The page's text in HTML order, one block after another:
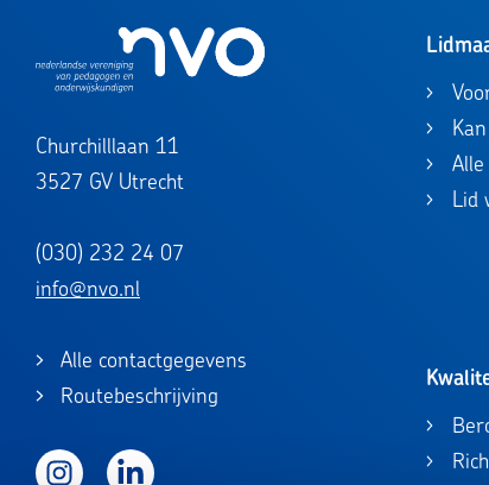
Churchilllaan 11
3527 GV Utrecht
(030) 232 24 07
info@nvo.nl
Alle contactgegevens
Routebeschrijving
Lid